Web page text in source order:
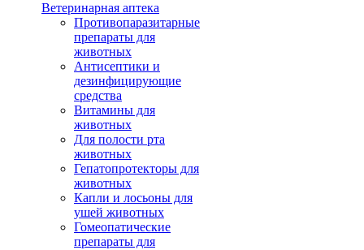
Ветеринарная аптека
Противопаразитарные
препараты для
животных
Антисептики и
дезинфицирующие
средства
Витамины для
животных
Для полости рта
животных
Гепатопротекторы для
животных
Капли и лосьоны для
ушей животных
Гомеопатические
препараты для